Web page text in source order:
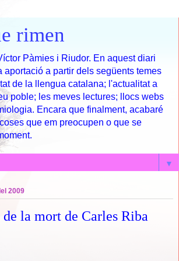
rimen
Pàmies i Riudor. En aquest diari
aportació a partir dels següents temes
de la llengua catalana; l'actualitat a
poble; les meves lectures; llocs webs
Encara que finalment, acabaré
que em preocupen o que se
▼
2009
la mort de Carles Riba